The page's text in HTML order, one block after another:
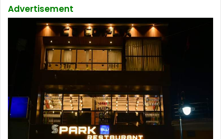
Advertisement